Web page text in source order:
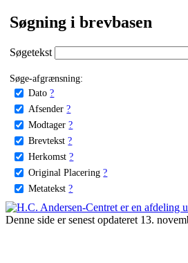
Søgning i brevbasen
Søgetekst
Søge-afgrænsning:
Dato ?
Afsender ?
Modtager ?
Brevtekst ?
Herkomst ?
Original Placering ?
Metatekst ?
Denne side er senest opdateret 13.